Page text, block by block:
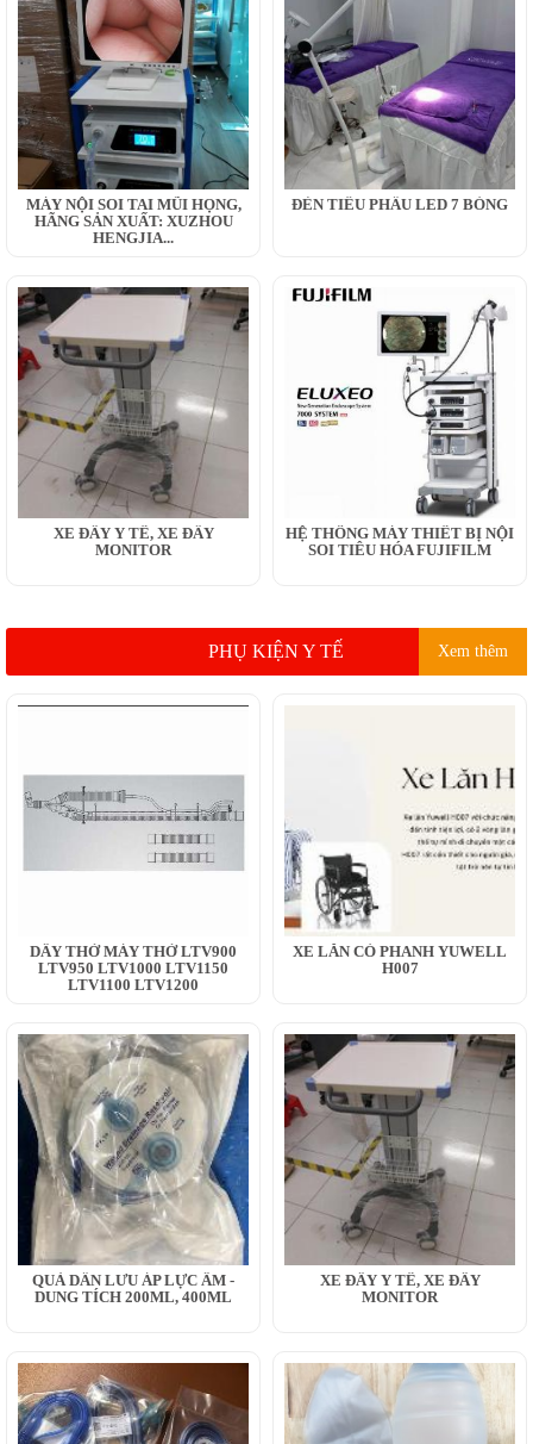
MÁY NỘI SOI TAI MŨI HỌNG,
HÃNG SẢN XUẤT: XUZHOU
HENGJIA...
ĐÈN TIỂU PHẪU LED 7 BÓNG
XE ĐẨY Y TẾ, XE ĐẨY
MONITOR
HỆ THỐNG MÁY THIẾT BỊ NỘI
SOI TIÊU HÓA FUJIFILM
PHỤ KIỆN Y TẾ Xem thêm
DÂY THỞ MÁY THỞ LTV900
LTV950 LTV1000 LTV1150
LTV1100 LTV1200
XE LĂN CÓ PHANH YUWELL
H007
QUẢ DẪN LƯU ÁP LỰC ÂM -
DUNG TÍCH 200ML, 400ML
XE ĐẨY Y TẾ, XE ĐẨY
MONITOR